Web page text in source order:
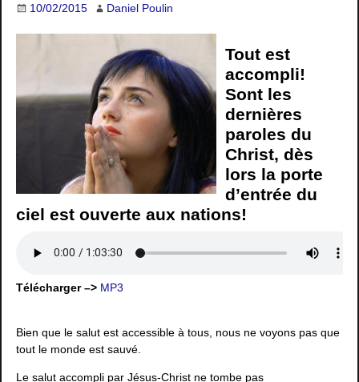
10/02/2015 Daniel Poulin
Tout est
accompli!
Sont les
dernières
paroles du
Christ, dès
lors la porte
d’entrée du
ciel est ouverte aux nations!
Télécharger –> MP3
Bien que le salut est accessible à tous, nous ne voyons pas que
tout le monde est sauvé.
Le salut accompli par Jésus-Christ ne tombe pas